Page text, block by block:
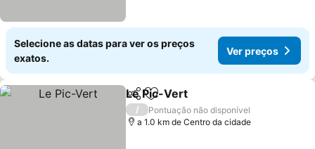
Selecione as datas para ver os preços
exatos.
Ver preços
PartilharAdicionar aos favoritos
Le Pic-Vert
/
Pontuação não disponível
a 1.0 km de Centro da cidade